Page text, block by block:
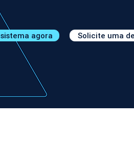
agora Solicite uma